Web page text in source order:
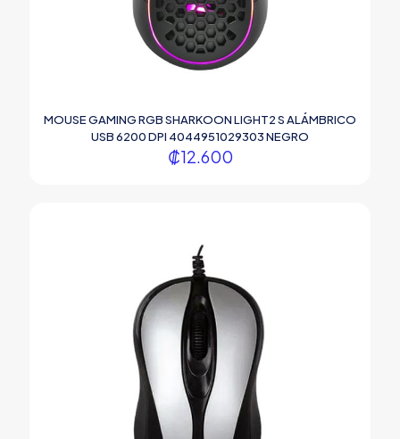
MOUSE GAMING RGB SHARKOON LIGHT2 S ALÁMBRICO
USB 6200 DPI 4044951029303 NEGRO
₡12.600